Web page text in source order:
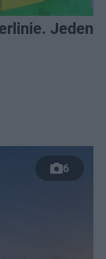
Jeden
6